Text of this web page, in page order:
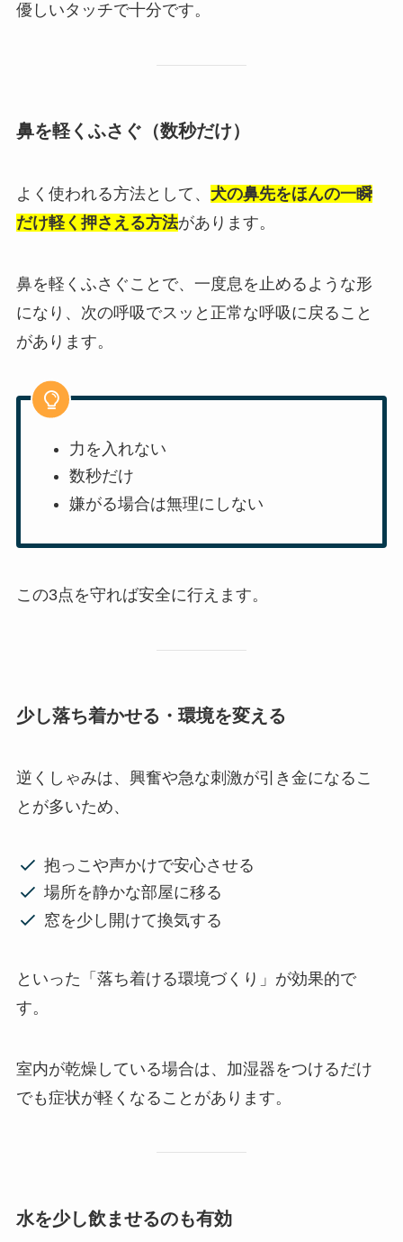
優しいタッチで十分です。
鼻を軽くふさぐ（数秒だけ）
よく使われる方法として、 犬の鼻先をほんの一瞬
だけ軽く押さえる方法があります。
鼻を軽くふさぐことで、一度息を止めるような形
になり、次の呼吸でスッと正常な呼吸に戻ること
があります。
力を入れない
数秒だけ
嫌がる場合は無理にしない
この3点を守れば安全に行えます。
少し落ち着かせる・環境を変える
逆くしゃみは、興奮や急な刺激が引き金になるこ
とが多いため、
抱っこや声かけで安心させる
場所を静かな部屋に移る
窓を少し開けて換気する
といった「落ち着ける環境づくり」が効果的で
す。
室内が乾燥している場合は、加湿器をつけるだけ
でも症状が軽くなることがあります。
水を少し飲ませるのも有効